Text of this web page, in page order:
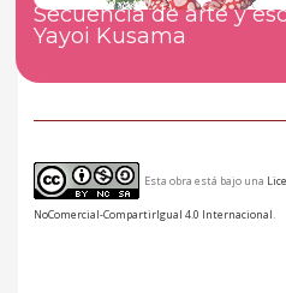
Secuencia de arte y
Yayoi Kusama
Esta obra está bajo una
NoComercial-CompartirIgual 4.0 Internacional.